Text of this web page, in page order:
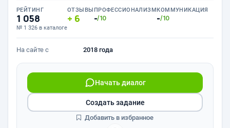
РЕЙТИНГ
1 058
№ 1 326 в каталоге
ОТЗЫВЫ
6
ПРОФЕССИОНАЛИЗМ
-/10
КОММУНИКАЦИЯ
-/10
На сайте с 2018 года
Начать диалог
Создать задание
Добавить в избранное